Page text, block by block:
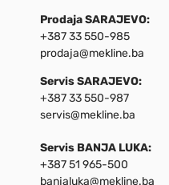
Prodaja SARAJEVO:
+387 33 550-985
prodaja@mekline.ba
Servis SARAJEVO:
+387 33 550-987
servis@mekline.ba
Servis BANJA LUKA:
+387 51 965-500
banjaluka@mekline.ba